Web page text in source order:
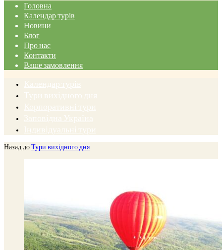
Головна
Календар турів
Новини
Блог
Про нас
Контакти
Ваше замовлення
Календар турів
Тури вихідного дня
Корпоративні тури
Заповідна Україна
Індивідуальні тури
Назад доТури вихідного дня